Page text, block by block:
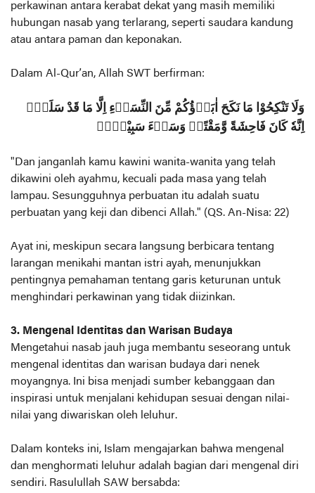
perkawinan antara kerabat dekat yang masih memiliki
hubungan nasab yang terlarang, seperti saudara kandung
atau antara paman dan keponakan.
Dalam Al-Qur’an, Allah SWT berfirman:
وَلَا تَنْكِحُوْا مَا نَكَحَ اٰبَاۤؤُكُمْ مِّنَ النِّسَاۤءِ اِلَّا مَا قَدْ سَلَفَۗ
اِنَّهٗ كَانَ فَاحِشَةً وَّمَقْتًاۗ وَسَاۤءَ سَبِيْلًاࣖ
"Dan janganlah kamu kawini wanita-wanita yang telah
dikawini oleh ayahmu, kecuali pada masa yang telah
lampau. Sesungguhnya perbuatan itu adalah suatu
perbuatan yang keji dan dibenci Allah." (QS. An-Nisa: 22)
Ayat ini, meskipun secara langsung berbicara tentang
larangan menikahi mantan istri ayah, menunjukkan
pentingnya pemahaman tentang garis keturunan untuk
menghindari perkawinan yang tidak diizinkan.
3. Mengenal Identitas dan Warisan Budaya
Mengetahui nasab jauh juga membantu seseorang untuk
mengenal identitas dan warisan budaya dari nenek
moyangnya. Ini bisa menjadi sumber kebanggaan dan
inspirasi untuk menjalani kehidupan sesuai dengan nilai-
nilai yang diwariskan oleh leluhur.
Dalam konteks ini, Islam mengajarkan bahwa mengenal
dan menghormati leluhur adalah bagian dari mengenal diri
sendiri. Rasulullah SAW bersabda: